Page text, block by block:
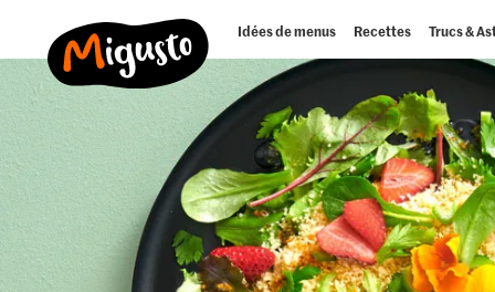
Idées de menus Recettes Trucs &